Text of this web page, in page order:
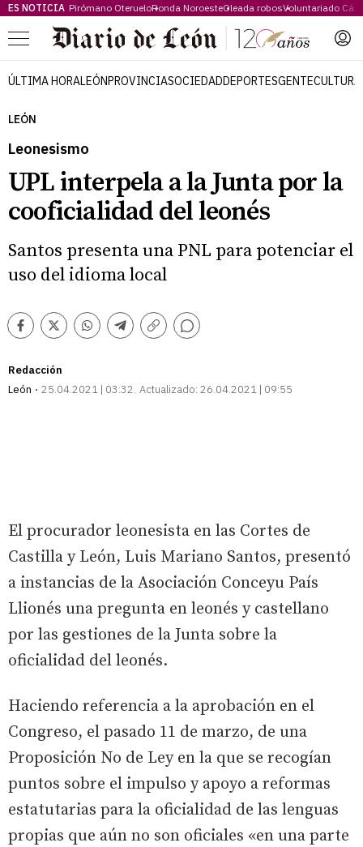
ES NOTICIA Pirómano OterueloRonda NoroesteOleada robosVoluntariado
Menú
ÚLTIMA HORALEÓNPROVINCIASOCIEDADDEPORTESGENTECULTURA
LEÓN
Leonesismo
UPL interpela a la Junta por la
cooficialidad del leonés
Santos presenta una PNL para potenciar el
uso del idioma local
Facebook
TwitterWhatsappTelegram
Copiar
Comentarios
Redacción
León
25.04.2021 | 03:32 Actualizado: 26.04.2021 | 09:55
El procurador leonesista en las Cortes de
Castilla y León, Luis Mariano Santos, presentó
a instancias de la Asociación Conceyu País
Llionés una pregunta en leonés y castellano
por las gestiones de la Junta sobre la
oficialidad del leonés.
Haciendo referencia a la aprobación en el
Congreso, el pasado 11 de marzo, de una
Proposición No de Ley en la que se recogían
puntos sobre el impulso y apoyo a reformas
estatutarias para la oficialidad de las lenguas
propias que aún no son oficiales «en una parte